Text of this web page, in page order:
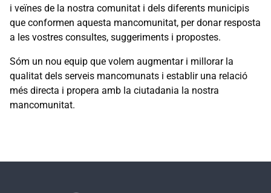
i veïnes de la nostra comunitat i dels diferents municipis
que conformen aquesta mancomunitat, per donar resposta
a les vostres consultes, suggeriments i propostes.
Sóm un nou equip que volem augmentar i millorar la
qualitat dels serveis mancomunats i establir una relació
més directa i propera amb la ciutadania la nostra
mancomunitat.